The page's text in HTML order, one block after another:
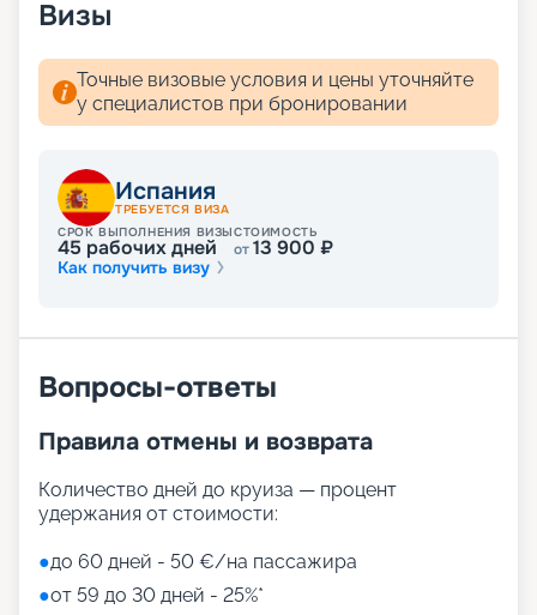
читайте отзывы других туристов и бронируйте
свой тур на 2026 - 2027 г. уже сейчас.
Погрузитесь в морскую атмосферу и
насладитесь уникальным путешествием на MSC
Euribia.
Визы
Точные визовые условия и цены уточняйте
у специалистов при бронировании
Испания
ТРЕБУЕТСЯ ВИЗА
СРОК ВЫПОЛНЕНИЯ ВИЗЫ
45 рабочих дней
СТОИМОСТЬ
от13 900 ₽
Как получить визу
Вопросы-ответы
Правила отмены и возврата
Количество дней до круиза — процент
удержания от стоимости:
●до 60 дней - 50 €/на пассажира
●от 59 до 30 дней - 25%*